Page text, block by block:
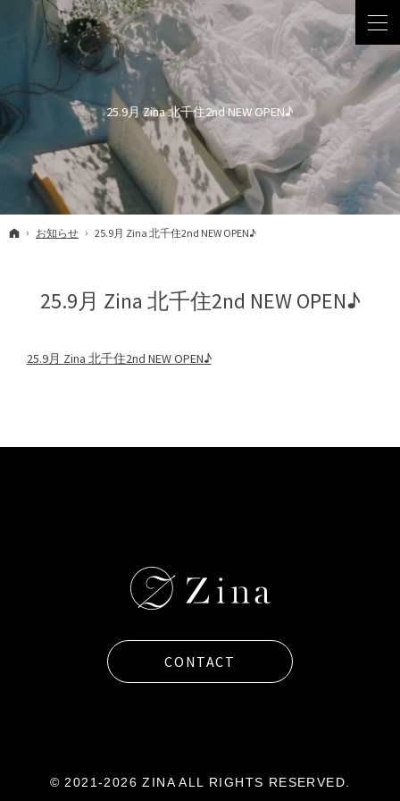
25.9月 Zina 北千住2nd NEW OPEN♪
ホーム
お知らせ 25.9月 Zina 北千住2nd NEW OPEN♪
25.9月 Zina 北千住2nd NEW OPEN♪
25.9月 Zina 北千住2nd NEW OPEN♪
© 2021-2026 ZINA ALL RIGHTS RESERVED.
CONTACT